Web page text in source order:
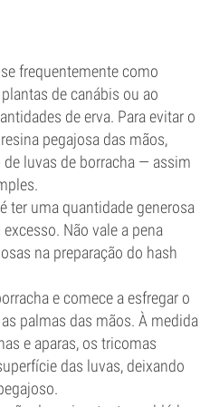
frequentemente como
de canábis ou ao
de erva. Para evitar o
pegajosa das mãos,
luvas de borracha — assim
ter uma quantidade generosa
Não vale a pena
na preparação do hash
e comece a esfregar o
palmas das mãos. À medida
e aparas, os tricomas
das luvas, deixando